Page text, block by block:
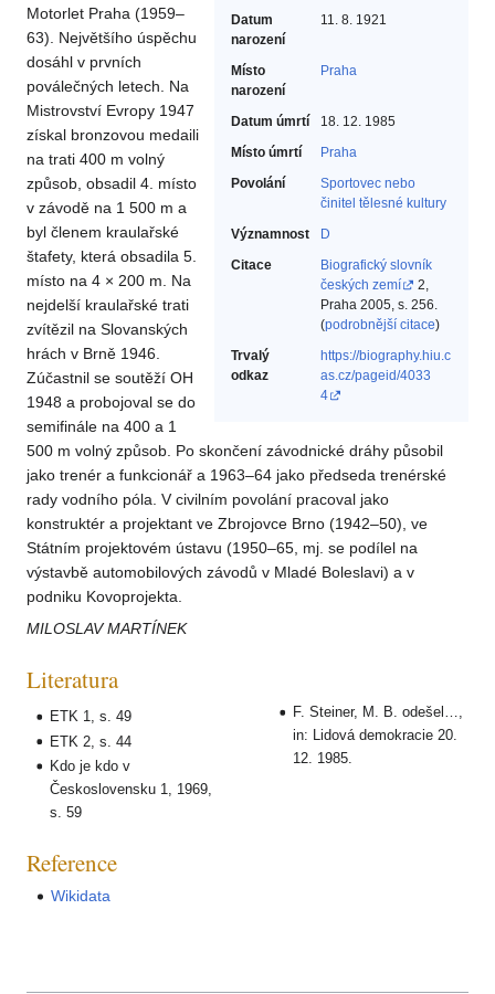
Datum
narození
11. 8. 1921
Místo
narození
Praha
Datum úmrtí
18. 12. 1985
Místo úmrtí
Praha
Povolání
Sportovec nebo
činitel tělesné kultury‎
Významnost
D
Citace
Biografický slovník
českých zemí
2,
Praha 2005, s. 256.
(podrobnější citace)
Trvalý
odkaz
https://biography.hiu.c
as.cz/pageid/4033
4
Motorlet Praha (1959–
63). Největšího úspěchu
dosáhl v prvních
poválečných letech. Na
Mistrovství Evropy 1947
získal bronzovou medaili
na trati 400 m volný
způsob, obsadil 4. místo
v závodě na 1 500 m a
byl členem kraulařské
štafety, která obsadila 5.
místo na 4 × 200 m. Na
nejdelší kraulařské trati
zvítězil na Slovanských
hrách v Brně 1946.
Zúčastnil se soutěží OH
1948 a probojoval se do
semifinále na 400 a 1
500 m volný způsob. Po skončení závodnické dráhy působil
jako trenér a funkcionář a 1963–64 jako předseda trenérské
rady vodního póla. V civilním povolání pracoval jako
konstruktér a projektant ve Zbrojovce Brno (1942–50), ve
Státním projektovém ústavu (1950–65, mj. se podílel na
výstavbě automobilových závodů v Mladé Boleslavi) a v
podniku Kovoprojekta.
MILOSLAV MARTÍNEK
Literatura
ETK 1, s. 49
ETK 2, s. 44
Kdo je kdo v
Československu 1, 1969,
s. 59
F. Steiner, M. B. odešel…,
in: Lidová demokracie 20.
12. 1985.
Reference
Wikidata